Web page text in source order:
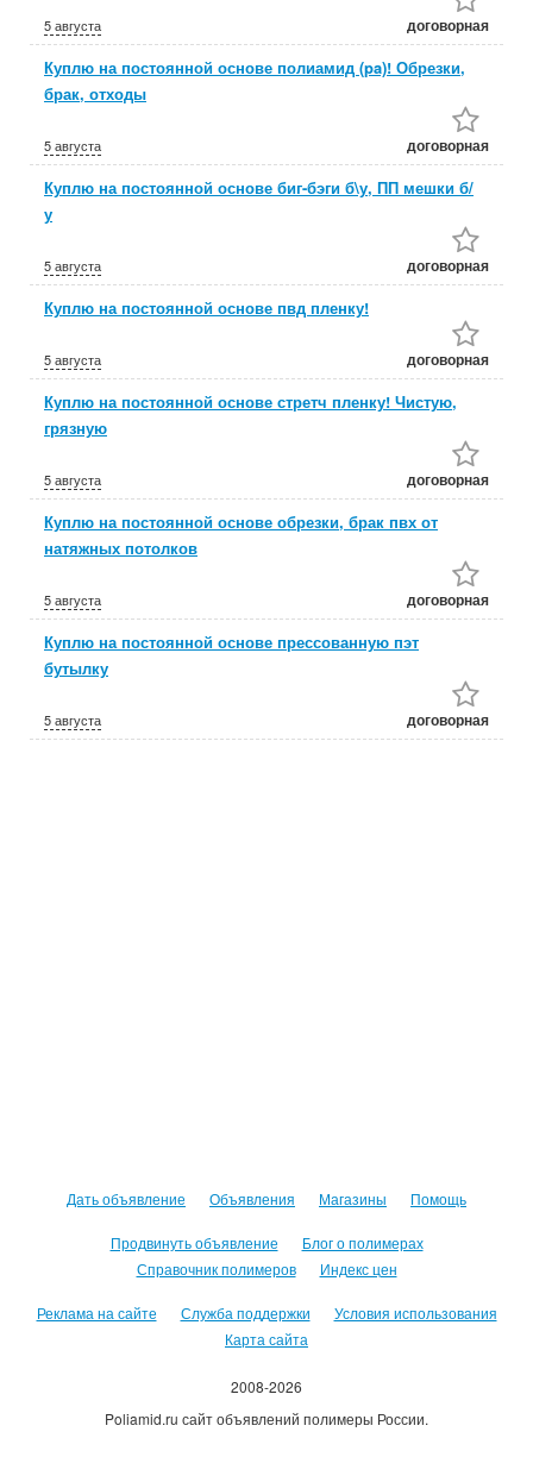
5 августа договорная
Куплю на постоянной основе полиамид (pa)! Обрезки,
брак, отходы
5 августа договорная
Куплю на постоянной основе биг-бэги б\у, ПП мешки б/
у
5 августа договорная
Куплю на постоянной основе пвд пленку!
5 августа договорная
Куплю на постоянной основе стретч пленку! Чистую,
грязную
5 августа договорная
Куплю на постоянной основе обрезки, брак пвх от
натяжных потолков
5 августа договорная
Куплю на постоянной основе прессованную пэт
бутылку
5 августа договорная
Дать объявление Объявления Магазины Помощь
Продвинуть объявление
Блог о полимерах
Справочник полимеров
Индекс цен
Реклама на сайте Служба поддержки
Условия использования
Карта сайта
2008-2026
Poliamid.ru сайт объявлений полимеры России.